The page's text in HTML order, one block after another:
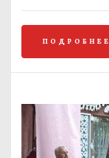
ПОДРОБНЕЕ